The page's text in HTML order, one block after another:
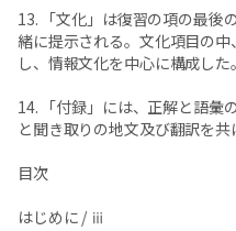
13. 「文化」は復習の項の最後
緒に提示される。文化項目の
し、情報文化を中心に構成した。
14. 「付録」には、正解と語彙
と聞き取りの地文及び翻訳を共
目次
はじめに / ⅲ